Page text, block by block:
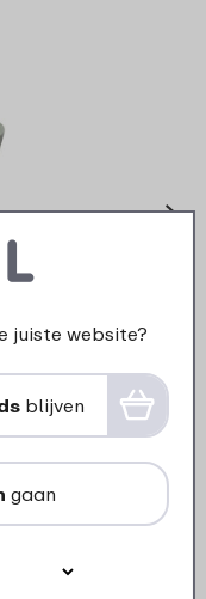
›
juiste website?
blijven
gaan